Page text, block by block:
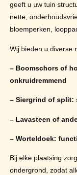
geeft u uw tuin
nette,
bloemperken,
Wij bieden u diverse
– Boomschors of
onkruidremmend
– Siergrind of split:
– Lavasteen of
– Worteldoek:
Bij elke plaatsing
ondergrond, zodat